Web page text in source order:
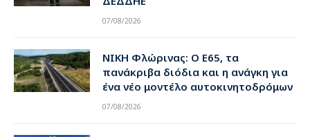
07/08/2026
ΝΙΚΗ Φλώρινας: Ο Ε65, τα
πανάκριβα διόδια και η ανάγκη για
ένα νέο μοντέλο αυτοκινητοδρόμων
07/08/2026